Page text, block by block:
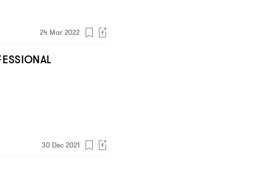
24 Mar 2022
30 Dec 2021